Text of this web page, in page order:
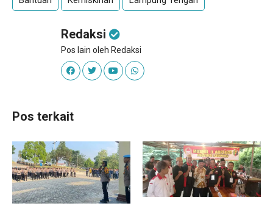
Redaksi
Pos lain oleh Redaksi
Pos terkait